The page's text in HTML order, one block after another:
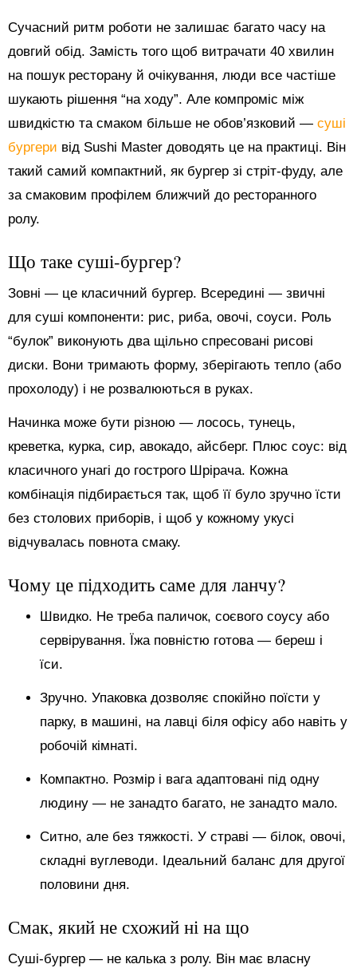
Сучасний ритм роботи не залишає багато часу на
довгий обід. Замість того щоб витрачати 40 хвилин
на пошук ресторану й очікування, люди все частіше
шукають рішення “на ходу”. Але компроміс між
швидкістю та смаком більше не обов’язковий — суші
бургери від Sushi Master доводять це на практиці. Він
такий самий компактний, як бургер зі стріт-фуду, але
за смаковим профілем ближчий до ресторанного
ролу.
Що таке суші-бургер?
Зовні — це класичний бургер. Всередині — звичні
для суші компоненти: рис, риба, овочі, соуси. Роль
“булок” виконують два щільно спресовані рисові
диски. Вони тримають форму, зберігають тепло (або
прохолоду) і не розвалюються в руках.
Начинка може бути різною — лосось, тунець,
креветка, курка, сир, авокадо, айсберг. Плюс соус: від
класичного унагі до гострого Шрірача. Кожна
комбінація підбирається так, щоб її було зручно їсти
без столових приборів, і щоб у кожному укусі
відчувалась повнота смаку.
Чому це підходить саме для ланчу?
Швидко. Не треба паличок, соєвого соусу або
сервірування. Їжа повністю готова — береш і
їси.
Зручно. Упаковка дозволяє спокійно поїсти у
парку, в машині, на лавці біля офісу або навіть у
робочій кімнаті.
Компактно. Розмір і вага адаптовані під одну
людину — не занадто багато, не занадто мало.
Ситно, але без тяжкості. У страві — білок, овочі,
складні вуглеводи. Ідеальний баланс для другої
половини дня.
Смак, який не схожий ні на що
Суші-бургер — не калька з ролу. Він має власну